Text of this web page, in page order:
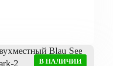
В НАЛИЧИИ